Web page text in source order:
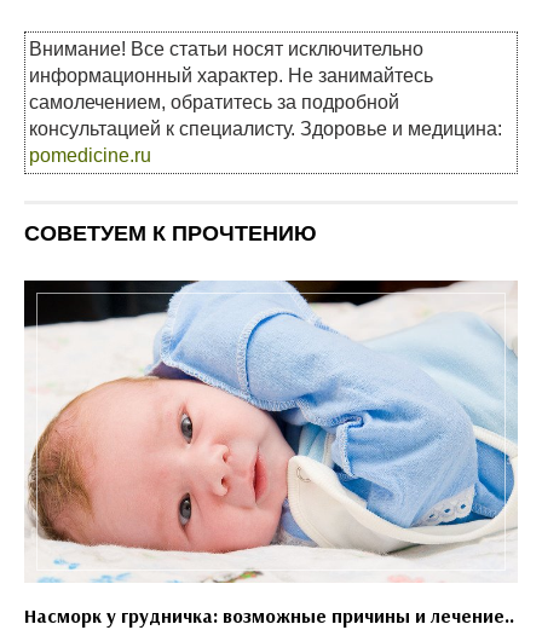
Внимание! Все статьи носят исключительно
информационный характер. Не занимайтесь
самолечением, обратитесь за подробной
консультацией к специалисту. Здоровье и медицина:
pomedicine.ru
СОВЕТУЕМ К ПРОЧТЕНИЮ
Насморк у грудничка: возможные причины и лечение..